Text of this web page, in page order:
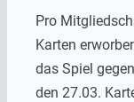
Pro
Karten
das Spiel
den 27.03.